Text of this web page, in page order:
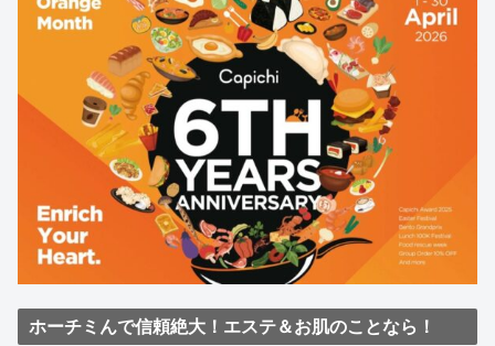
ホーチミんで信頼絶大！エステ＆お肌のことなら！